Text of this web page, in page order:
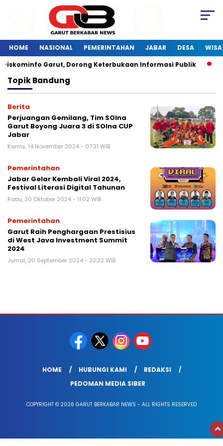
HOME NASIONAL PEMERINTAHAN JABAR DESA
Garut, Dorong Keterbukaan Informasi Publik
TopikBandung
Berita
Perjuangan Gemilang, Tim SOIna
Garut Boyong Juara 3 di SOIna CUP
Jabar
Kamis, 14 November 2024 - 07:31 WIB
Pemerintahan
Jabar Gelar Kembali Viral 2024,
Festival Literasi Digital Tahunan
Rabu, 30 Oktober 2024 - 11:02 WIB
Pemerintahan
Garut Raih Penghargaan Prestisius
di West Java Investment Summit
2024
Jumat, 20 September 2024 - 22:22 WIB
HOME HUBUNGI KAMI
REDAKSI
PEDOMAN MEDIA SIBER
COPYRIGHT © 2026 GARUT BERKABAR NEWS - ALL RIGHTS RESERVED